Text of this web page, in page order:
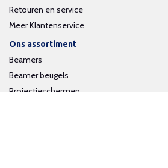
Retouren en service
Meer Klantenservice
Ons assortiment
Beamers
Beamer beugels
Projectieschermen